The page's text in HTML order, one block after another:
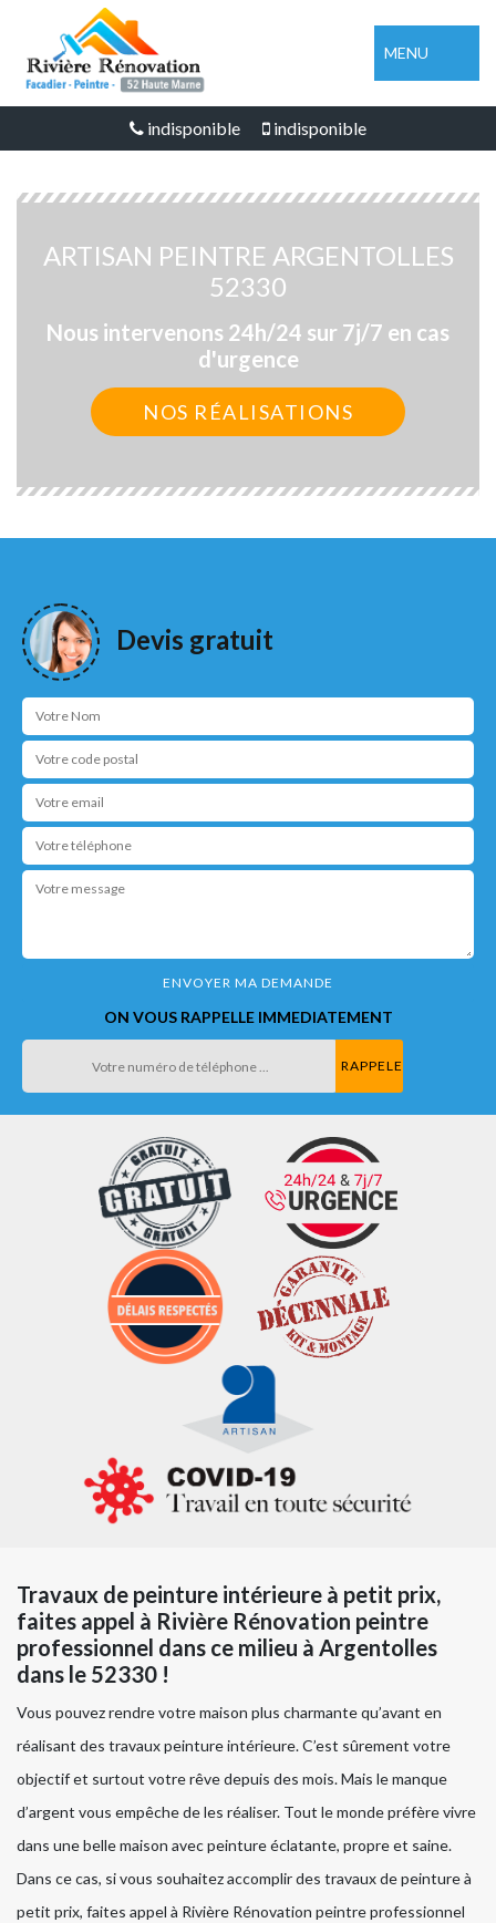
MENU
indisponible indisponible
ARTISAN PEINTRE ARGENTOLLES
52330
Nous intervenons 24h/24 sur 7j/7 en cas
d'urgence
NOS RÉALISATIONS
Devis gratuit
ON VOUS RAPPELLE IMMEDIATEMENT
Travaux de peinture intérieure à petit prix,
faites appel à Rivière Rénovation peintre
professionnel dans ce milieu à Argentolles
dans le 52330 !
Vous pouvez rendre votre maison plus charmante qu’avant en
réalisant des travaux peinture intérieure. C’est sûrement votre
objectif et surtout votre rêve depuis des mois. Mais le manque
d’argent vous empêche de les réaliser. Tout le monde préfère vivre
dans une belle maison avec peinture éclatante, propre et saine.
Dans ce cas, si vous souhaitez accomplir des travaux de peinture à
petit prix, faites appel à Rivière Rénovation peintre professionnel